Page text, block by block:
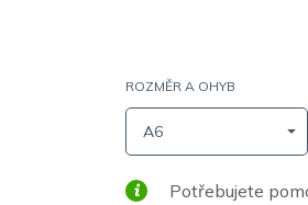
ROZMĚR A OHYB
A6
Potřebujete